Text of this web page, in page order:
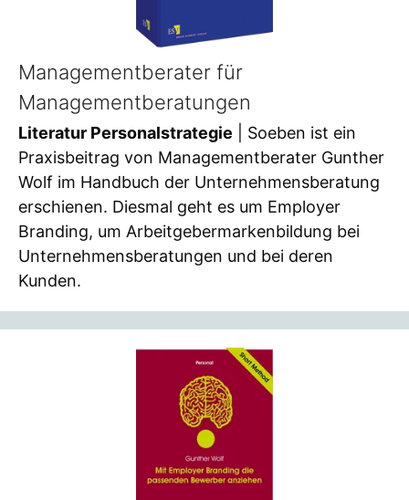
Managementberater für
Managementberatungen
Literatur Personalstrategie | Soeben ist ein
Praxisbeitrag von Managementberater Gunther
Wolf im Handbuch der Unternehmensberatung
erschienen. Diesmal geht es um Employer
Branding, um Arbeitgebermarkenbildung bei
Unternehmensberatungen und bei deren
Kunden.